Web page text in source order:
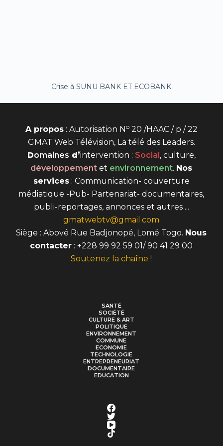
Crise à SUNU BANK ET ECOBANK
A propos: Autorisation N o20 /HAAC / p / 22
GMAT Web Télévision, La télé des Leaders.
Domaines d’intervention : Social , culture,
développement et environnement. Nos
services: Communication- couverture
médiatique -Pub- Partenariat- documentaires,
publi-reportages, annonces et autres ...
gmatwebtv@gmail.com
Siège : Abové Rue Badjonopé, Lomé Togo. Nous
contacter : +228 99 92 59 01/ 90 41 29 00
Soutenez la chaîne !
SANTÉ
SOCIÉTÉ
CULTURE & ART
POLITIQUE
ENVIRONNEMENT
COMMUNE
ECONOMIE
TECHNOLOGIE
ENTREPRENEURIAT
DOCUMENTAIRE
EDUCATION